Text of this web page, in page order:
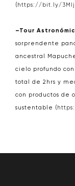
(https://bit.ly/
–Tour
sorprendente
ancestral
cielo profundo
total de 2hrs y
con productos de
sustentable (